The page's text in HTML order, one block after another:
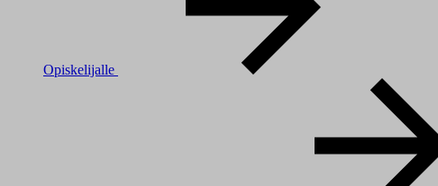
Opiskelijalle